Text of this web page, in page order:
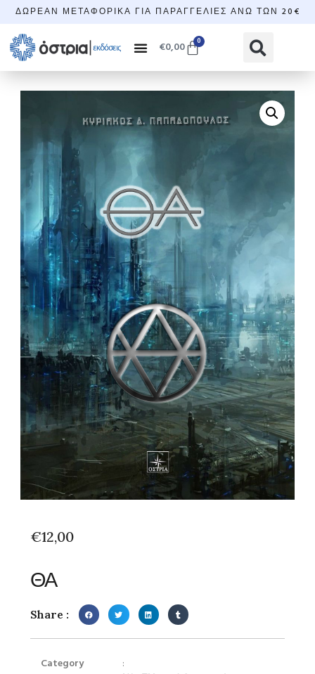
ΔΩΡΕΆΝ ΜΕΤΑΦΟΡΙΚΆ ΓΙΑ ΠΑΡΑΓΓΕΛΊΕΣ ΆΝΩ ΤΩΝ 20€
€0,00 0
€12,00
ΘΑ
Share :
Category
: